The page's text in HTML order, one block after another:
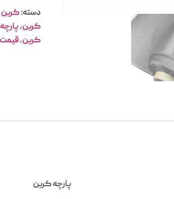
دسته:کربن
کربن,
کربن,
پارچه کربن